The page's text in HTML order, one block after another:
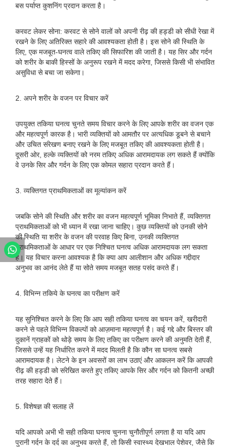
बस पर्याप्त कुशनिंग प्रदान करता है।
करवट लेकर सोना: करवट से सोने वालों को अपनी रीढ़ की हड्डी को सीधी रेखा में
रखने के लिए अतिरिक्त सहारे की आवश्यकता होती है। इस सोने की स्थिति के
लिए, एक मजबूत-घनत्व वाले तकिए की सिफारिश की जाती है। यह सिर और गर्दन
को शरीर के बाकी हिस्सों के अनुरूप रखने में मदद करेगा, जिससे किसी भी संभावित
असुविधा से बचा जा सकेगा।
2. अपने शरीर के वजन पर विचार करें
उपयुक्त तकिया घनत्व चुनते समय विचार करने के लिए आपके शरीर का वजन एक
और महत्वपूर्ण कारक है। भारी व्यक्तियों को आमतौर पर अत्यधिक डूबने से बचाने
और उचित संरेखण बनाए रखने के लिए मजबूत तकिए की आवश्यकता होती है।
दूसरी ओर, हल्के व्यक्तियों को नरम तकिए अधिक आरामदायक लग सकते हैं क्योंकि
वे उनके सिर और गर्दन के लिए एक कोमल सहारा प्रदान करते हैं।
3. व्यक्तिगत प्राथमिकताओं का मूल्यांकन करें
जबकि सोने की स्थिति और शरीर का वजन महत्वपूर्ण भूमिका निभाते हैं, व्यक्तिगत
प्राथमिकताओं को भी ध्यान में रखा जाना चाहिए। कुछ व्यक्तियों को उनकी सोने
की स्थिति या शरीर के वजन की परवाह किए बिना, उनकी व्यक्तिगत
प्राथमिकताओं के आधार पर एक निश्चित घनत्व अधिक आरामदायक लग सकता
है। यह विचार करना आवश्यक है कि क्या आप आलीशान और अधिक गद्दीदार
अनुभव का आनंद लेते हैं या सोते समय मजबूत सतह पसंद करते हैं।
4. विभिन्न तकिये के घनत्व का परीक्षण करें
यह सुनिश्चित करने के लिए कि आप सही तकिया घनत्व का चयन करें, खरीदारी
करने से पहले विभिन्न विकल्पों को आज़माना महत्वपूर्ण है। कई गद्दे और बिस्तर की
दुकानें ग्राहकों को थोड़े समय के लिए तकिए का परीक्षण करने की अनुमति देती हैं,
जिससे उन्हें यह निर्धारित करने में मदद मिलती है कि कौन सा घनत्व सबसे
आरामदायक है। लेटने के इन अवसरों का लाभ उठाएं और आकलन करें कि आपकी
रीढ़ की हड्डी को संरेखित करते हुए तकिए आपके सिर और गर्दन को कितनी अच्छी
तरह सहारा देते हैं।
5. विशेषज्ञ की सलाह लें
यदि आपको अभी भी सही तकिया घनत्व चुनना चुनौतीपूर्ण लगता है या यदि आप
पुरानी गर्दन के दर्द का अनुभव करते हैं, तो किसी स्वास्थ्य देखभाल पेशेवर, जैसे कि